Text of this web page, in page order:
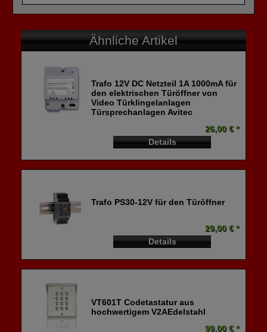
Ähnliche Artikel
Trafo 12V DC Netzteil 1A 1000mA für
den elektrischen Türöffner von
Video Türklingelanlagen
Türsprechanlagen Avitec
26,00 € *
Details
Trafo PS30-12V für den Türöffner
29,00 € *
Details
VT601T Codetastatur aus
hochwertigem V2AEdelstahl
99,00 € *